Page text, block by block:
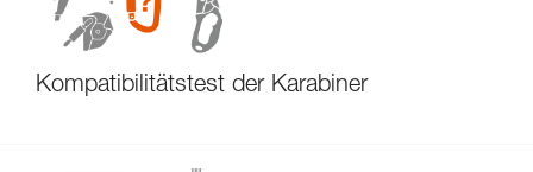
Kompatibilitätstest der Karabiner